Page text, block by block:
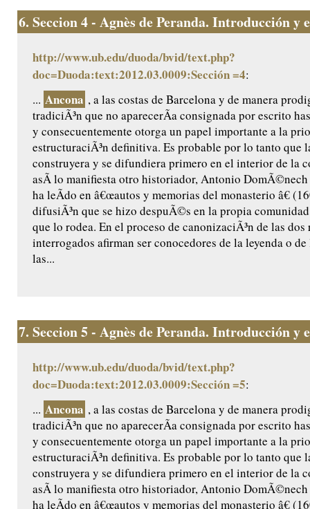
6. Seccion 4 - Agnès de Peranda. Introducción y
http://www.ub.edu/duoda/bvid/text.php?
doc=Duoda:text:2012.03.0009:Sección =4:
... Ancona , a las costas de Barcelona y de manera
tradiciÃ³n que no aparecerÃ­a consignada por escrito
y consecuentemente otorga un papel importante a la
estructuraciÃ³n definitiva. Es probable por lo tanto que
construyera y se difundiera primero en el interior de la
asÃ­ lo manifiesta otro historiador, Antonio DomÃ©nech
ha leÃ­do en â€œautos y memorias del monasterio â€
difusiÃ³n que se hizo despuÃ©s en la propia
que lo rodea. En el proceso de canonizaciÃ³n de las
interrogados afirman ser conocedores de la leyenda o
las...
7. Seccion 5 - Agnès de Peranda. Introducción y
http://www.ub.edu/duoda/bvid/text.php?
doc=Duoda:text:2012.03.0009:Sección =5:
... Ancona , a las costas de Barcelona y de manera
tradiciÃ³n que no aparecerÃ­a consignada por escrito
y consecuentemente otorga un papel importante a la
estructuraciÃ³n definitiva. Es probable por lo tanto que
construyera y se difundiera primero en el interior de la
asÃ­ lo manifiesta otro historiador, Antonio DomÃ©nech
ha leÃ­do en â€œautos y memorias del monasterio â€